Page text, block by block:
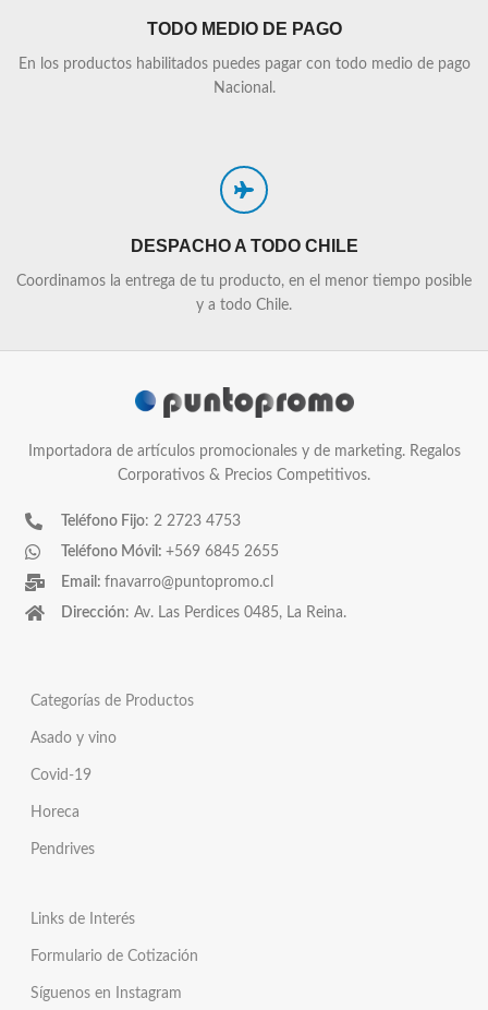
TODO MEDIO DE PAGO
En los productos habilitados puedes pagar con todo medio de pago
Nacional.
DESPACHO A TODO CHILE
Coordinamos la entrega de tu producto, en el menor tiempo posible
y a todo Chile.
Importadora de artículos promocionales y de marketing. Regalos
Corporativos & Precios Competitivos.
Teléfono Fijo: 2 2723 4753
Teléfono Móvil: +569 6845 2655
Email: fnavarro@puntopromo.cl
Dirección: Av. Las Perdices 0485, La Reina.
Categorías de Productos
Asado y vino
Covid-19
Horeca
Pendrives
Links de Interés
Formulario de Cotización
Síguenos en Instagram